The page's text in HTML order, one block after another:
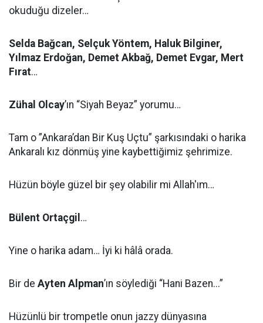
okuduğu dizeler…
Selda Bağcan, Selçuk Yöntem, Haluk Bilginer,
Yılmaz Erdoğan, Demet Akbağ, Demet Evgar, Mert
Fırat…
Zühal Olcay’ın “Siyah Beyaz” yorumu…
Tam o ”Ankara’dan Bir Kuş Uçtu” şarkısındaki o harika
Ankaralı kız dönmüş yine kaybettiğimiz şehrimize.
Hüzün böyle güzel bir şey olabilir mi Allah'ım…
Bülent Ortaçgil …
Yine o harika adam… İyi ki hâlâ orada.
Bir de Ayten Alpman’ın söylediği “Hani Bazen...”
Hüzünlü bir trompetle onun jazzy dünyasına